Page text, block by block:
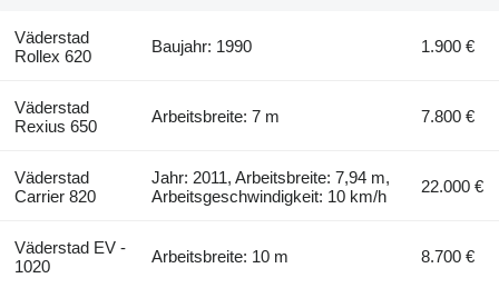
Väderstad
Rollex 620
Baujahr: 1990 1.900 €
Väderstad
Rexius 650
Arbeitsbreite: 7 m 7.800 €
Väderstad
Carrier 820
Jahr: 2011, Arbeitsbreite: 7,94 m,
Arbeitsgeschwindigkeit: 10 km/h
22.000 €
Väderstad EV -
1020
Arbeitsbreite: 10 m 8.700 €